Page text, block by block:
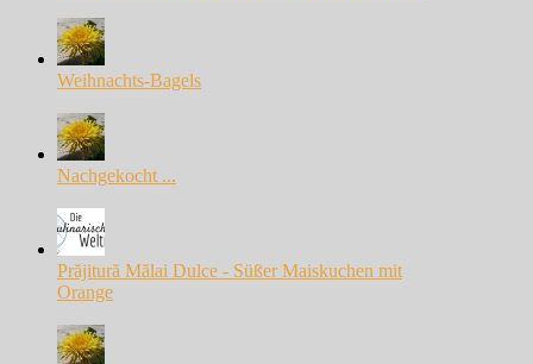
Weihnachts-Bagels
Nachgekocht ...
Prăjitură Mălai Dulce - Süßer Maiskuchen mit
Orange